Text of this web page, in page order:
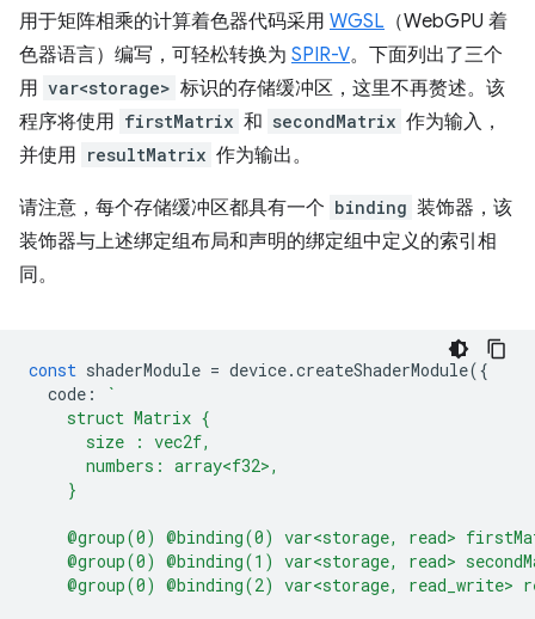
用于矩阵相乘的计算着色器代码采用 WGSL （WebGPU 着
色器语言）编写，可轻松转换为 SPIR-V。下面列出了三个
用 var<storage> 标识的存储缓冲区，这里不再赘述。该
程序将使用 firstMatrix 和 secondMatrix 作为输入，
并使用 resultMatrix 作为输出。
请注意，每个存储缓冲区都具有一个 binding 装饰器，该
装饰器与上述绑定组布局和声明的绑定组中定义的索引相
同。
const shaderModule = device.createShaderModule({
code :
`
    struct Matrix {
      size : vec2f,
      numbers: array<f32>,
    }
@group(0) @binding(0) var<storage, read>
@group(0) @binding(1) var<storage, read>
@group(0) @binding(2) var<storage, read_write>